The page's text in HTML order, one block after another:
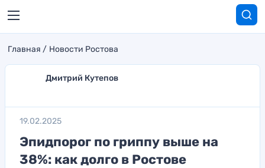
Главная Новости Ростова
Дмитрий Кутепов
19.02.2025
Эпидпорог по гриппу выше на
38%: как долго в Ростове